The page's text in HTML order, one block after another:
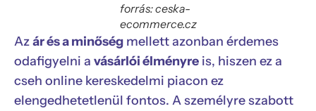
forrás: ceska-
ecommerce.cz
Azár és a minőség mellett azonban érdemes
odafigyelni a vásárlói élményre is, hiszen ez a
cseh online kereskedelmi piacon ez
elengedhetetlenül fontos. A személyre szabott